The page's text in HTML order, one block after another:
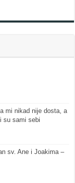
mi nikad nije dosta, a
su sami sebi
sv. Ane i Joakima –